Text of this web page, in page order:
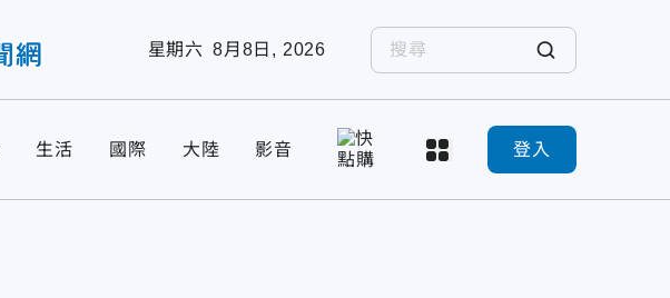
星期六 8月8日, 2026
生活 國際 大陸 影音 登入